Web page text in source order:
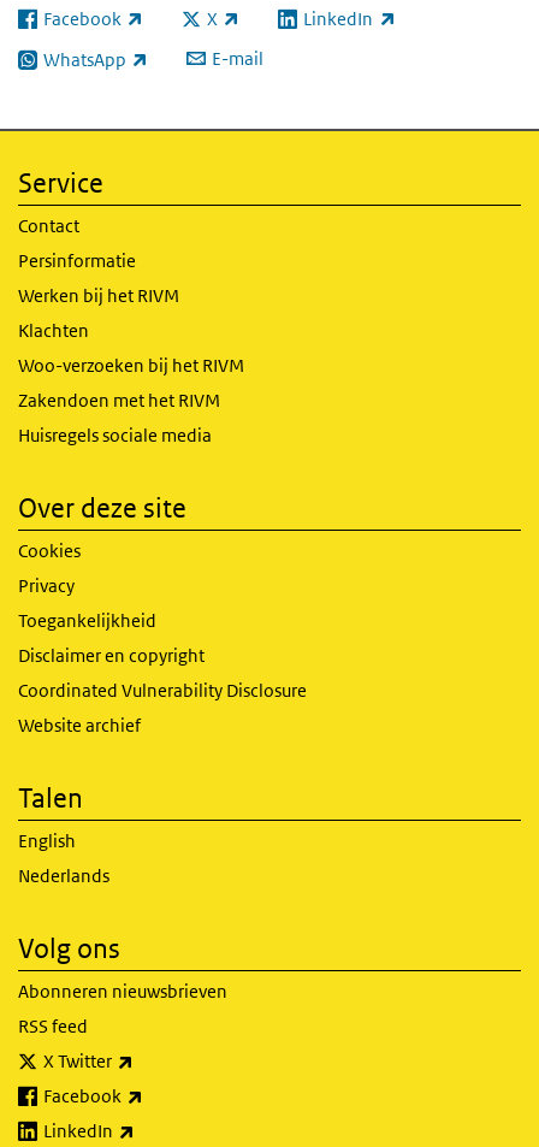
Facebook
(externe link) X
(externe link) LinkedIn
(externe link)
WhatsApp
(externe link) E-mail
Service
Contact
Persinformatie
Werken bij het RIVM
Klachten
Woo-verzoeken bij het RIVM
Zakendoen met het RIVM
Huisregels sociale media
Over deze site
Cookies
Privacy
Toegankelijkheid
Disclaimer en copyright
Coordinated Vulnerability Disclosure
Website archief
Talen
English
Nederlands
Volg ons
Abonneren nieuwsbrieven
RSS feed
X Twitter
Facebook
LinkedIn